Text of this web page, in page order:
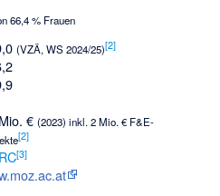
66,4 % Frauen
(VZÄ, WS 2024/25)[2]
€ (2023) inkl. 2 Mio. € F&E-
[2]
[3]